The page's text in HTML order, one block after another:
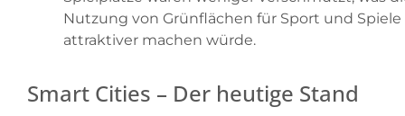
Nutzung von Grünflächen für Sport und Spiele
attraktiver machen würde.
Smart Cities – Der heutige Stand